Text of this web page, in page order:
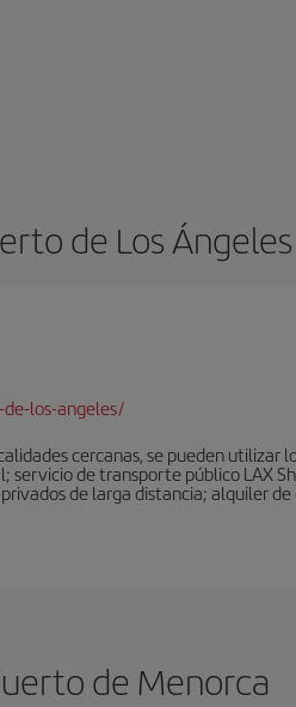
de Los Ángeles
los-angeles/
cercanas, se pueden utilizar
servicio de transporte público LAX
de larga distancia; alquiler
de Menorca